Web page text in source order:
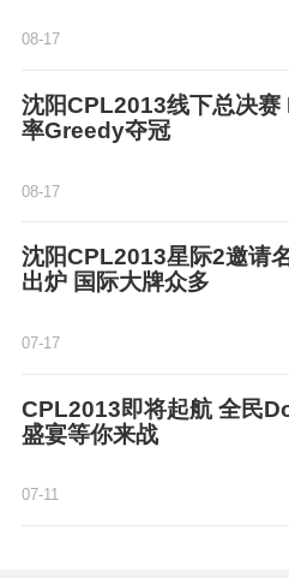
08-17
沈阳CPL2013线下总决赛
率Greedy夺冠
08-17
沈阳CPL2013星际2邀请
出炉 国际大牌众多
07-17
CPL2013即将起航 全民
盛宴等你来战
07-11